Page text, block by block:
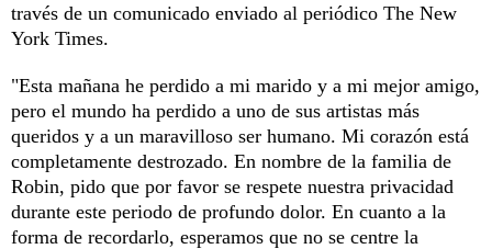
través de un comunicado enviado al periódico The New
York Times.
"Esta mañana he perdido a mi marido y a mi mejor amigo,
pero el mundo ha perdido a uno de sus artistas más
queridos y a un maravilloso ser humano. Mi corazón está
completamente destrozado. En nombre de la familia de
Robin, pido que por favor se respete nuestra privacidad
durante este periodo de profundo dolor. En cuanto a la
forma de recordarlo, esperamos que no se centre la